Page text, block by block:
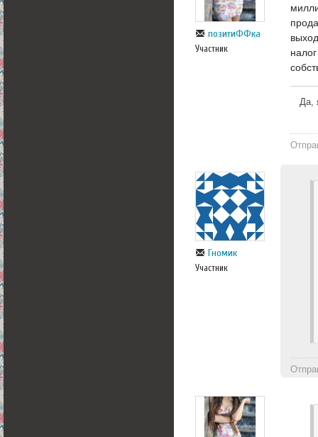
позитиФФка
Участник
Да,
Гномик
Участник